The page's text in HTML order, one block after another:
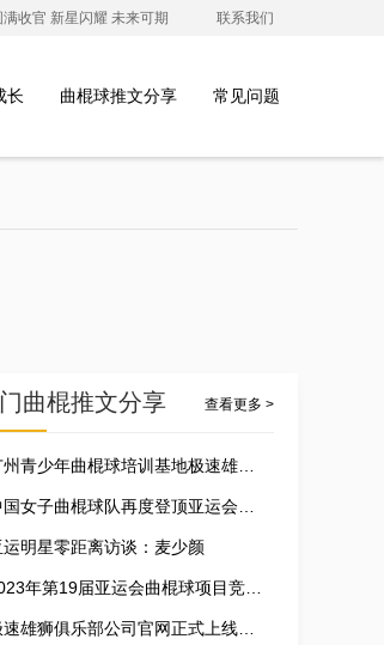
收官 新星闪耀 未来可期 联系我们
长 曲棍球推文分享 常见问题
曲棍推文分享 查看更多 >
运明星零距离访谈：麦少颜